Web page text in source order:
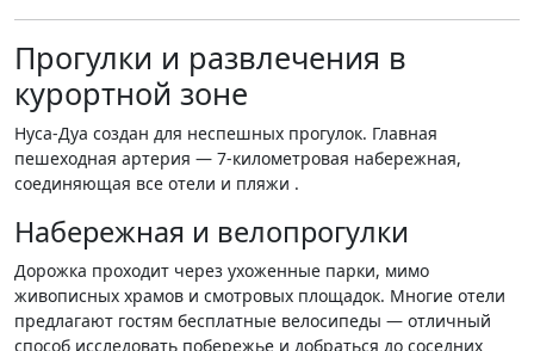
Прогулки и развлечения в
курортной зоне
Нуса-Дуа создан для неспешных прогулок. Главная
пешеходная артерия — 7-километровая набережная,
соединяющая все отели и пляжи .
Набережная и велопрогулки
Дорожка проходит через ухоженные парки, мимо
живописных храмов и смотровых площадок. Многие отели
предлагают гостям бесплатные велосипеды — отличный
способ исследовать побережье и добраться до соседних